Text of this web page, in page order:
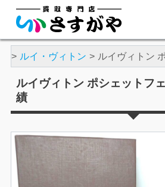
ルイ・ヴィトン ルイヴィトン
ルイヴィトン ポシェットフ
績